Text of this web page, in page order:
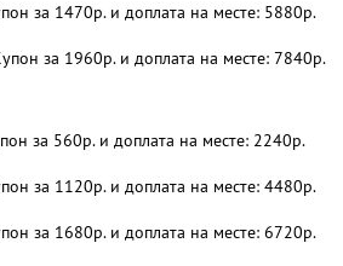
за 1470р. и доплата на месте: 5880р.
за 1960р. и доплата на месте: 7840р.
за 560р. и доплата на месте: 2240р.
за 1120р. и доплата на месте: 4480р.
за 1680р. и доплата на месте: 6720р.